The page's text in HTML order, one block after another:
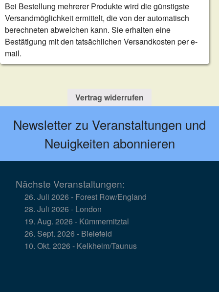
Bei Bestellung mehrerer Produkte wird die günstigste
Versandmöglichkeit ermittelt, die von der automatisch
berechneten abweichen kann. Sie erhalten eine
Bestätigung mit den tatsächlichen Versandkosten per e-
mail.
Vertrag widerrufen
Newsletter zu Veranstaltungen und
Neuigkeiten abonnieren
Nächste Veranstaltungen:
26. Juli 2026 - Forest Row/England
28. Juli 2026 - London
19. Aug. 2026 - Kümmernitztal
26. Sept. 2026 - Bielefeld
10. Okt. 2026 - Kelkheim/Taunus